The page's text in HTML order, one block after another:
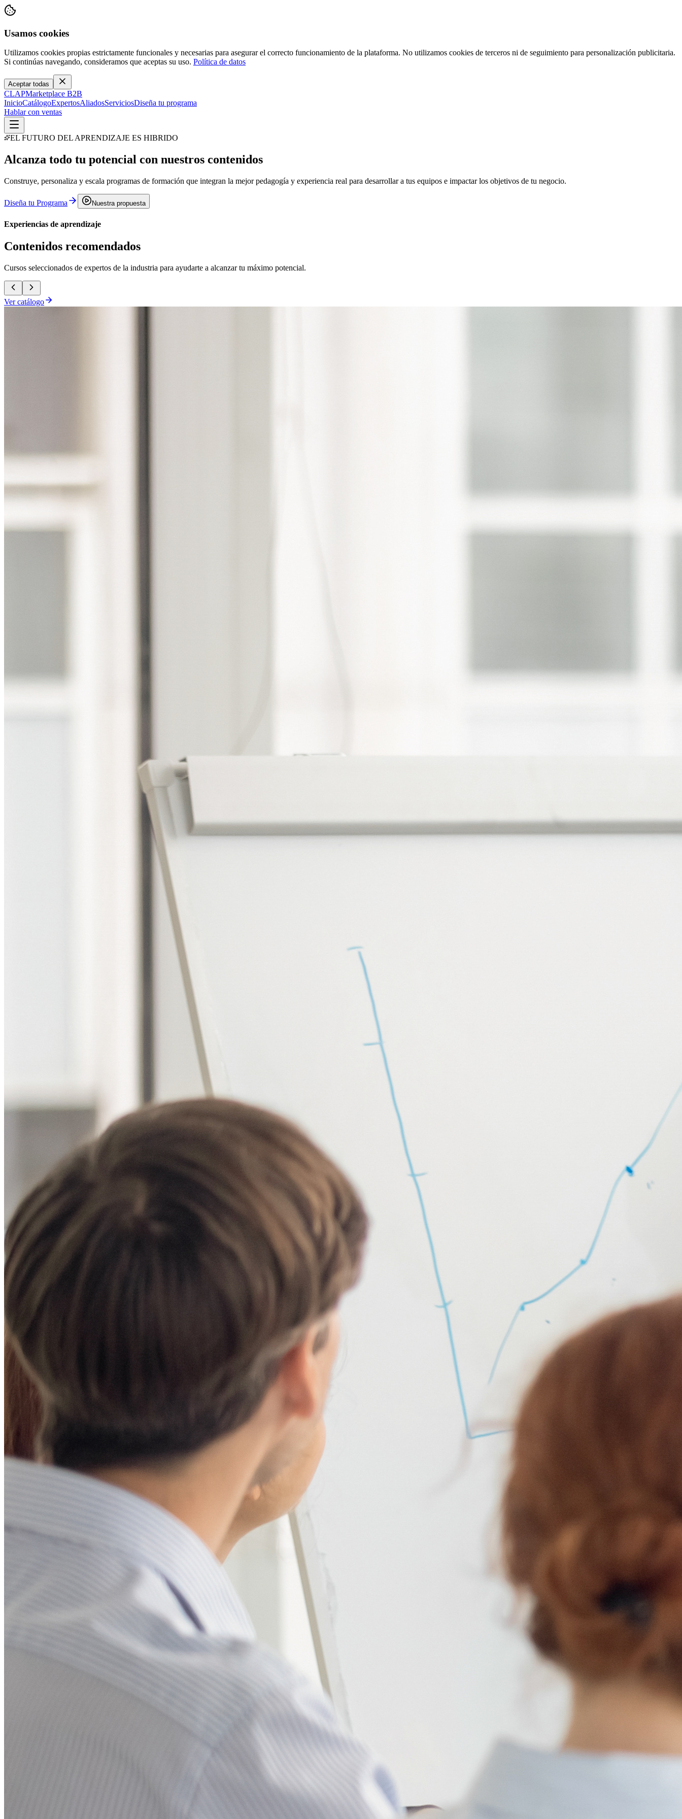
Usamos cookies
Utilizamos cookies propias estrictamente funcionales y necesarias para asegurar el correcto funcionamiento de la plataforma. No utilizamos cookies de terceros ni de seguimiento para personalización publicitaria.
Si continúas navegando, consideramos que aceptas su uso. Política de datos
Aceptar todas
CLAPMarketplace B2B
InicioCatálogoExpertosAliadosServiciosDiseña tu programa
Hablar con ventas
EL FUTURO DEL APRENDIZAJE ES HIBRIDO
Alcanza todo tu potencial con nuestros contenidos
Construye, personaliza y escala programas de formación que integran la mejor pedagogía y experiencia real para desarrollar a tus equipos e impactar los objetivos de tu negocio.
Diseña tu Programa Nuestra propuesta
Experiencias de aprendizaje
Contenidos recomendados
Cursos seleccionados de expertos de la industria para ayudarte a alcanzar tu máximo potencial.
Ver catálogo